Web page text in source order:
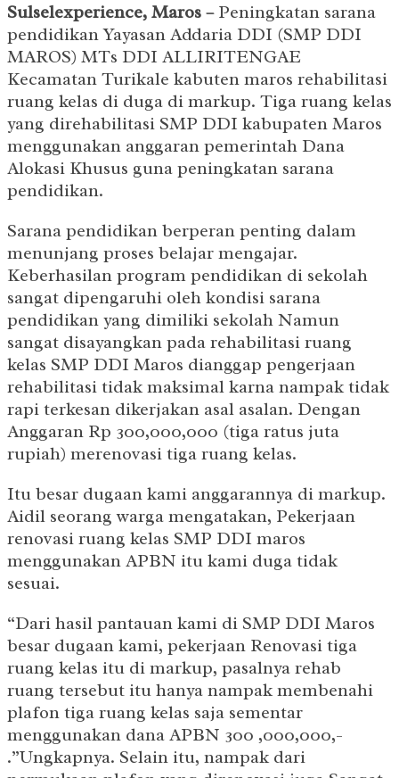
Sulselexperience, Maros –Peningkatan sarana
pendidikan Yayasan Addaria DDI (SMP DDI
MAROS) MTs DDI ALLIRITENGAE
Kecamatan Turikale kabuten maros rehabilitasi
ruang kelas di duga di markup. Tiga ruang kelas
yang direhabilitasi SMP DDI kabupaten Maros
menggunakan anggaran pemerintah Dana
Alokasi Khusus guna peningkatan sarana
pendidikan.
Sarana pendidikan berperan penting dalam
menunjang proses belajar mengajar.
Keberhasilan program pendidikan di sekolah
sangat dipengaruhi oleh kondisi sarana
pendidikan yang dimiliki sekolah Namun
sangat disayangkan pada rehabilitasi ruang
kelas SMP DDI Maros dianggap pengerjaan
rehabilitasi tidak maksimal karna nampak tidak
rapi terkesan dikerjakan asal asalan. Dengan
Anggaran Rp 300,000,000 (tiga ratus juta
rupiah) merenovasi tiga ruang kelas.
Itu besar dugaan kami anggarannya di markup.
Aidil seorang warga mengatakan, Pekerjaan
renovasi ruang kelas SMP DDI maros
menggunakan APBN itu kami duga tidak
sesuai.
“Dari hasil pantauan kami di SMP DDI Maros
besar dugaan kami, pekerjaan Renovasi tiga
ruang kelas itu di markup, pasalnya rehab
ruang tersebut itu hanya nampak membenahi
plafon tiga ruang kelas saja sementar
menggunakan dana APBN 300 ,000,000,-
.”Ungkapnya. Selain itu, nampak dari